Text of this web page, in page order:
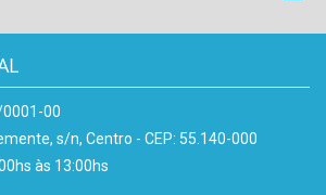
0001-00
s/n, Centro - CEP: 55.140-000
às 13:00hs